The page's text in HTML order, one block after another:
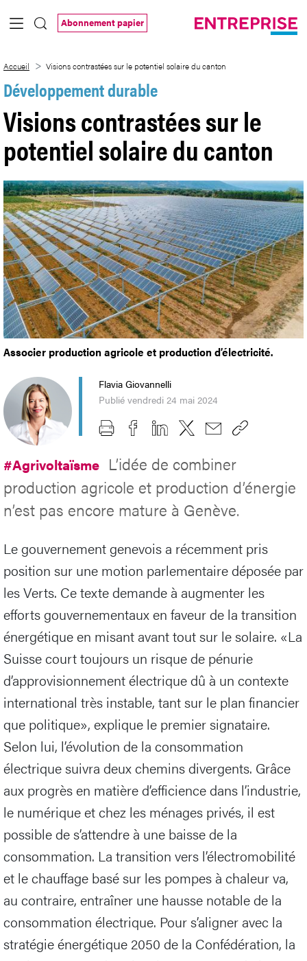
Saut au contenu principal
Abonnement papier
Accueil Visions contrastées sur le potentiel solaire du canton
Développement durable
Visions contrastées sur le
potentiel solaire du canton
Associer production agricole et production d’électricité.
Flavia Giovannelli
Publié vendredi 24 mai 2024
#Agrivoltaïsme L’idée de combiner
production agricole et production d’énergie
n’est pas encore mature à Genève.
Le gouvernement genevois a récemment pris
position sur une motion parlementaire déposée par
les Verts. Ce texte demande à augmenter les
efforts gouvernementaux en faveur de la transition
énergétique en misant avant tout sur le solaire. «La
Suisse court toujours un risque de pénurie
d’approvisionnement électrique dû à un contexte
international très instable, tant sur le plan financier
que politique», explique le premier signataire.
Selon lui, l’évolution de la consommation
électrique suivra deux chemins divergents. Grâce
aux progrès en matière d’efficience dans l’industrie,
le numérique et chez les ménages privés, il est
possible de s’attendre à une baisse de la
consommation. La transition vers l’électromobilité
et le chauffage basé sur les pompes à chaleur va,
au contraire, entraîner une hausse notable de la
consommation électrique. Pour s’aligner avec la
stratégie énergétique 2050 de la Confédération, la